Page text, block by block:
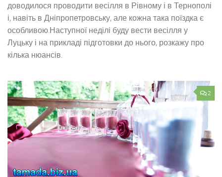
доводилося проводити весілля в Рівному і в Тернополі
і, навіть в Дніпропетровську, але кожна така поїздка є
особливою.Наступної неділі буду вести весілля у
Луцьку і на прикладі підготовки до нього, розкажу про
кілька нюансів.
2